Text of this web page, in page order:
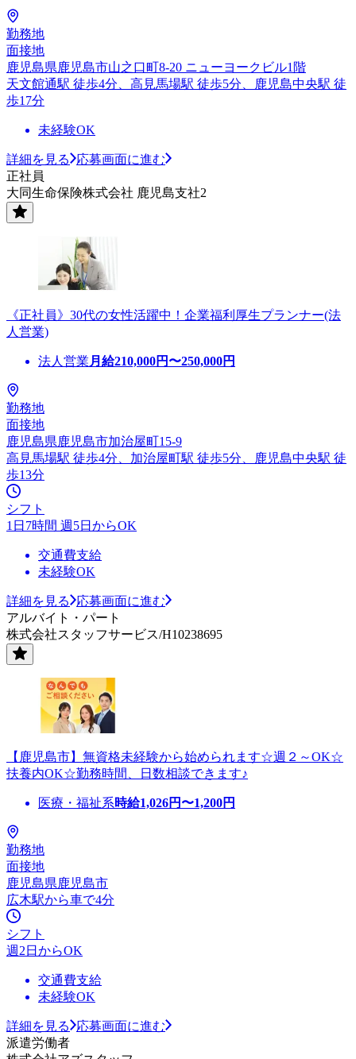
勤務地
面接地
鹿児島県鹿児島市山之口町8-20 ニューヨークビル1階
天文館通駅 徒歩4分、高見馬場駅 徒歩5分、鹿児島中央駅 徒
歩17分
未経験OK
詳細を見る
応募画面に進む
正社員
大同生命保険株式会社 鹿児島支社2
《正社員》30代の女性活躍中！企業福利厚生プランナー(法
人営業)
法人営業 月給210,000円〜250,000円
勤務地
面接地
鹿児島県鹿児島市加治屋町15-9
高見馬場駅 徒歩4分、加治屋町駅 徒歩5分、鹿児島中央駅 徒
歩13分
シフト
1日7時間 週5日からOK
交通費支給
未経験OK
詳細を見る
応募画面に進む
アルバイト・パート
株式会社スタッフサービス/H10238695
【鹿児島市】無資格未経験から始められます☆週２～OK☆
扶養内OK☆勤務時間、日数相談できます♪
医療・福祉系時給1,026円〜1,200円
勤務地
面接地
鹿児島県鹿児島市
広木駅から車で4分
シフト
週2日からOK
交通費支給
未経験OK
詳細を見る
応募画面に進む
派遣労働者